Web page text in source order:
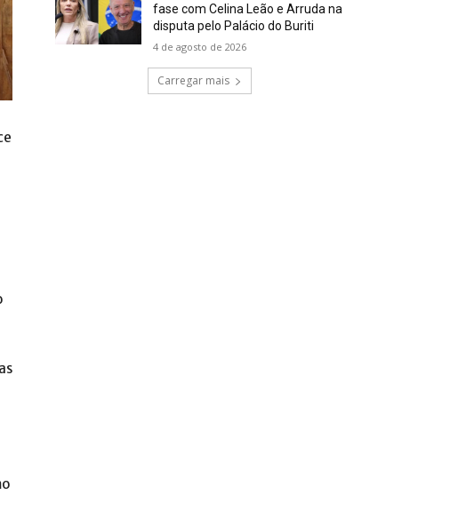
fase com Celina Leão e Arruda na
disputa pelo Palácio do Buriti
4 de agosto de 2026
Carregar mais